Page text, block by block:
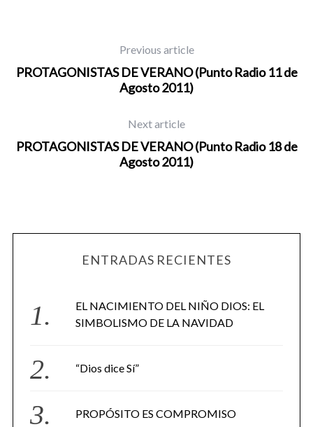
Previous article
PROTAGONISTAS DE VERANO (Punto Radio 11 de
Agosto 2011)
Next article
PROTAGONISTAS DE VERANO (Punto Radio 18 de
Agosto 2011)
ENTRADAS RECIENTES
EL NACIMIENTO DEL NIÑO DIOS: EL
SIMBOLISMO DE LA NAVIDAD
“Dios dice Sí”
PROPÓSITO ES COMPROMISO